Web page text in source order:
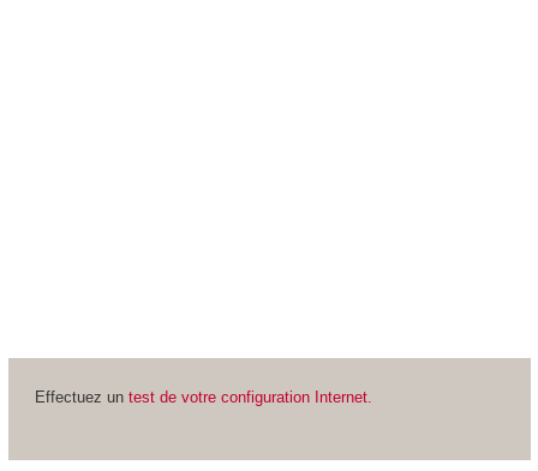
Effectuez un test de votre configuration Internet.